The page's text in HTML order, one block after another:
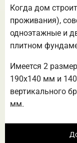
Когда дом
проживания),
одноэтажные и
плитном
Имеется 2
190х140 мм и
вертикального
мм.